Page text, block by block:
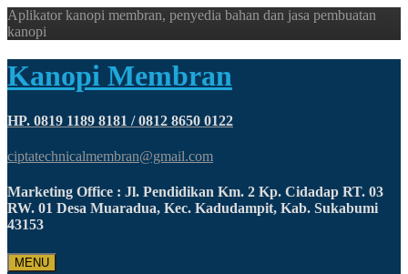
Aplikator kanopi membran, penyedia bahan dan jasa pembuatan
kanopi
Kanopi Membran
HP. 0819 1189 8181 / 0812 8650 0122
ciptatechnicalmembran@gmail.com
Marketing Office : Jl. Pendidikan Km. 2 Kp. Cidadap RT. 03
RW. 01 Desa Muaradua, Kec. Kadudampit, Kab. Sukabumi
43153
MENU